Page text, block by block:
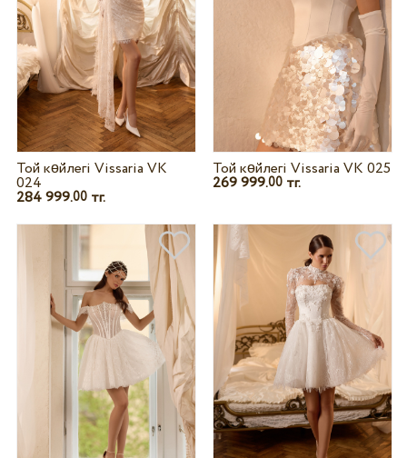
Той көйлегі Vissaria VK
024
284 999.00тг.
Той көйлегі Vissaria VK 025
269 999.00 тг.